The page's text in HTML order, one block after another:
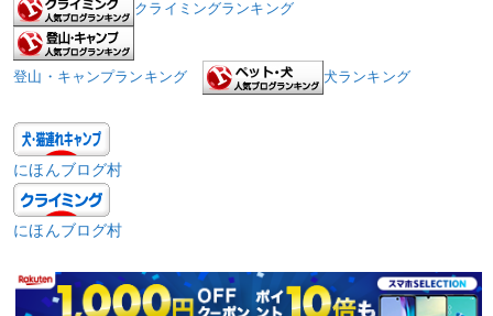
クライミングランキング
登山・キャンプランキング 犬ランキング
にほんブログ村
にほんブログ村